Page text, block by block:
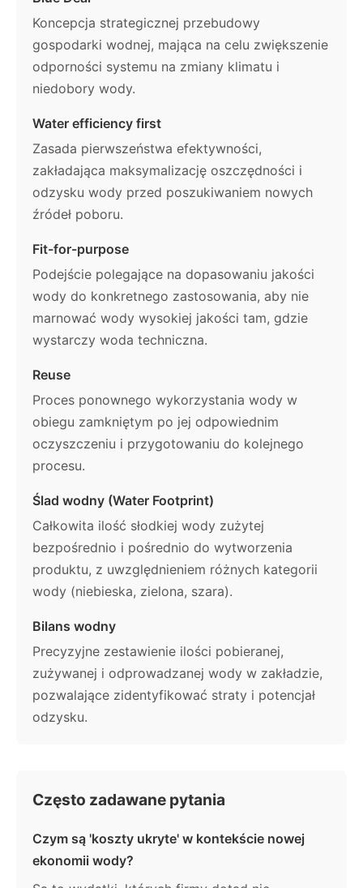
Koncepcja strategicznej przebudowy
gospodarki wodnej, mająca na celu zwiększenie
odporności systemu na zmiany klimatu i
niedobory wody.
Water efficiency first
Zasada pierwszeństwa efektywności,
zakładająca maksymalizację oszczędności i
odzysku wody przed poszukiwaniem nowych
źródeł poboru.
Fit-for-purpose
Podejście polegające na dopasowaniu jakości
wody do konkretnego zastosowania, aby nie
marnować wody wysokiej jakości tam, gdzie
wystarczy woda techniczna.
Reuse
Proces ponownego wykorzystania wody w
obiegu zamkniętym po jej odpowiednim
oczyszczeniu i przygotowaniu do kolejnego
procesu.
Ślad wodny (Water Footprint)
Całkowita ilość słodkiej wody zużytej
bezpośrednio i pośrednio do wytworzenia
produktu, z uwzględnieniem różnych kategorii
wody (niebieska, zielona, szara).
Bilans wodny
Precyzyjne zestawienie ilości pobieranej,
zużywanej i odprowadzanej wody w zakładzie,
pozwalające zidentyfikować straty i potencjał
odzysku.
Często zadawane pytania
Czym są 'koszty ukryte' w kontekście nowej
ekonomii wody?